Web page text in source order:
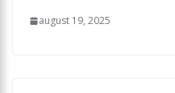
august 19, 2025